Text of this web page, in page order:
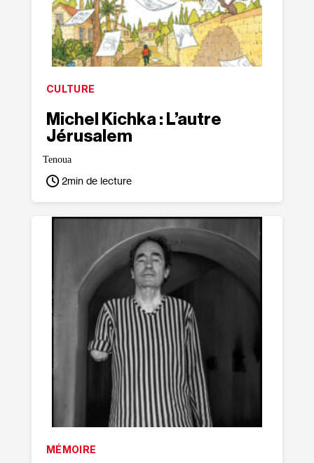
CULTURE
Michel Kichka : L’autre
Jérusalem
Tenoua
2min de lecture
MÉMOIRE